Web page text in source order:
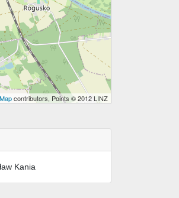
contributors, Points © 2012 LINZ
Kania